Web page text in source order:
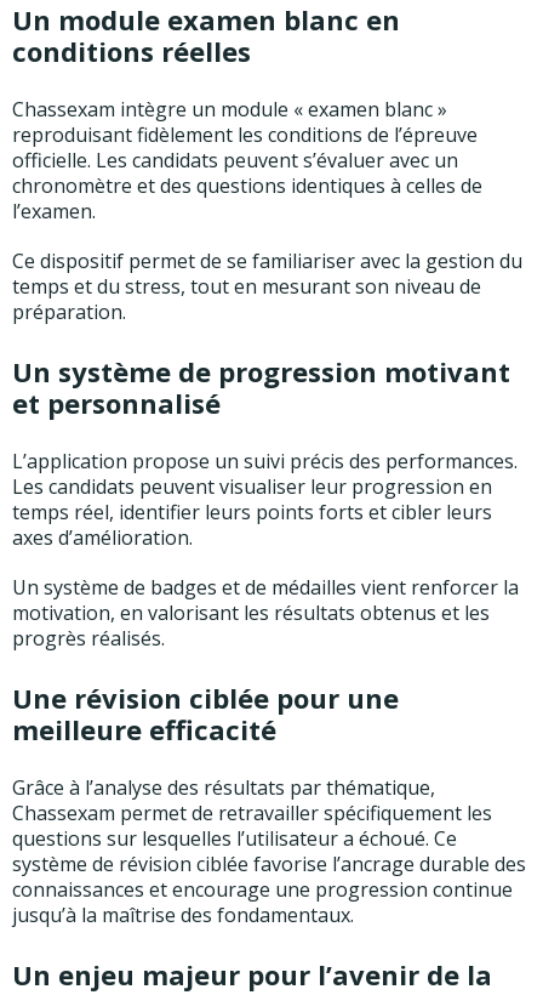
Un module examen blanc en
conditions réelles
Chassexam intègre un module « examen blanc »
reproduisant fidèlement les conditions de l’épreuve
officielle. Les candidats peuvent s’évaluer avec un
chronomètre et des questions identiques à celles de
l’examen.
Ce dispositif permet de se familiariser avec la gestion du
temps et du stress, tout en mesurant son niveau de
préparation.
Un système de progression motivant
et personnalisé
L’application propose un suivi précis des performances.
Les candidats peuvent visualiser leur progression en
temps réel, identifier leurs points forts et cibler leurs
axes d’amélioration.
Un système de badges et de médailles vient renforcer la
motivation, en valorisant les résultats obtenus et les
progrès réalisés.
Une révision ciblée pour une
meilleure efficacité
Grâce à l’analyse des résultats par thématique,
Chassexam permet de retravailler spécifiquement les
questions sur lesquelles l’utilisateur a échoué. Ce
système de révision ciblée favorise l’ancrage durable des
connaissances et encourage une progression continue
jusqu’à la maîtrise des fondamentaux.
Un enjeu majeur pour l’avenir de la